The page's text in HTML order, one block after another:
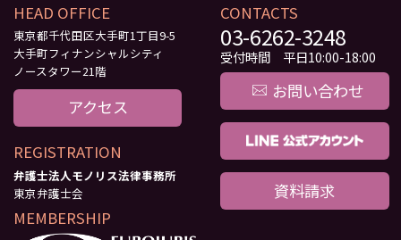
HEAD OFFICE
東京都千代田区大手町1丁目9-5
大手町フィナンシャルシティ
ノースタワー21階
アクセス
REGISTRATION
弁護士法人モノリス法律事務所
東京弁護士会
MEMBERSHIP
CONTACTS
03-6262-3248
受付時間 平日10:00-18:00
お問い合わせ
資料請求